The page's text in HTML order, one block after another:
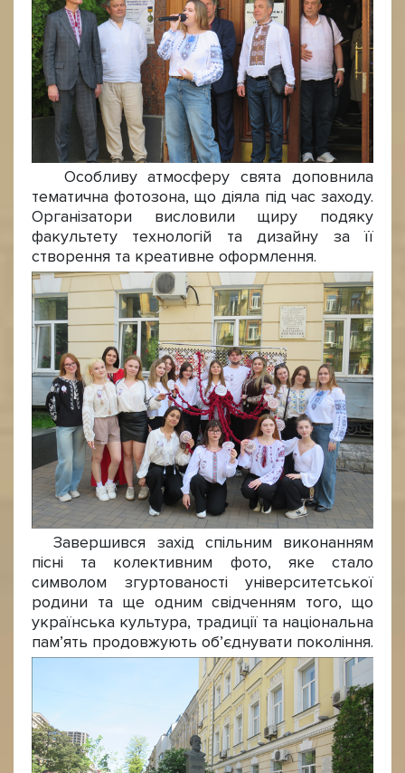
Особливу атмосферу свята доповнила
тематична фотозона, що діяла під час заходу.
Організатори висловили щиру подяку
факультету технологій та дизайну за її
створення та креативне оформлення.
Завершився захід спільним виконанням
пісні та колективним фото, яке стало
символом згуртованості університетської
родини та ще одним свідченням того, що
українська культура, традиції та національна
пам’ять продовжують об’єднувати покоління.